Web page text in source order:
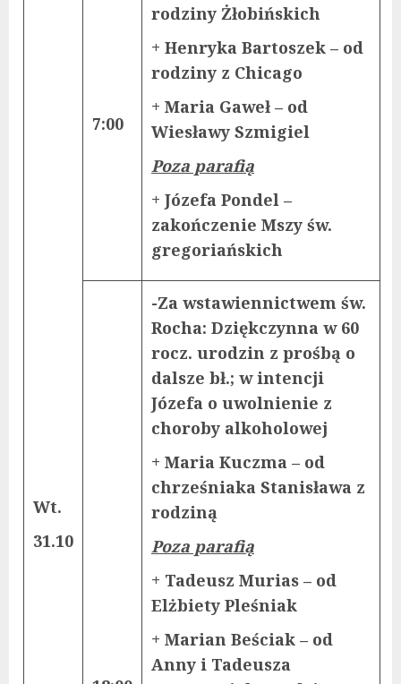
Wt.
31.10
7:00
rodziny Żłobińskich
+ Henryka Bartoszek – od
rodziny z Chicago
+ Maria Gaweł – od
Wiesławy Szmigiel
Poza parafią
+ Józefa Pondel –
zakończenie Mszy św.
gregoriańskich
-Za wstawiennictwem św.
Rocha: Dziękczynna w 60
rocz. urodzin z prośbą o
dalsze bł.; w intencji
Józefa o uwolnienie z
choroby alkoholowej
+ Maria Kuczma – od
chrześniaka Stanisława z
rodziną
Poza parafią
+ Tadeusz Murias – od
Elżbiety Pleśniak
+ Marian Beściak – od
Anny i Tadeusza